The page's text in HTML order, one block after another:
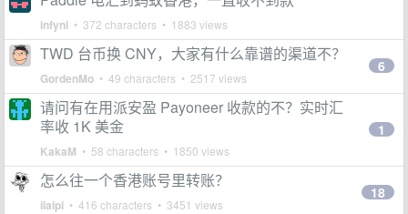
infyni • 372 characters • 1883 views
TWD 台币换 CNY，大家有什么靠谱的渠道不？
GordenMo • 49 characters • 2517 views
6
请问有在用派安盈 Payoneer 收款的不？实时汇
率收 1K 美金
KakaM • 58 characters • 1850 views
1
怎么往一个香港账号里转账？
ilaipi • 416 characters • 3451 views
18